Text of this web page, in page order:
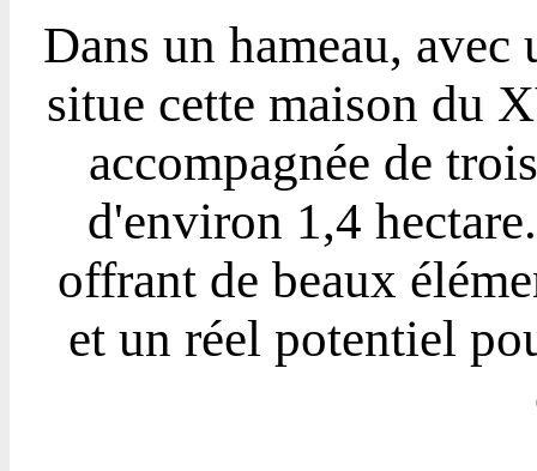
Dans un hameau,
situe cette maison du
accompagnée de
d'environ 1,4
offrant de beaux
et un réel potentiel